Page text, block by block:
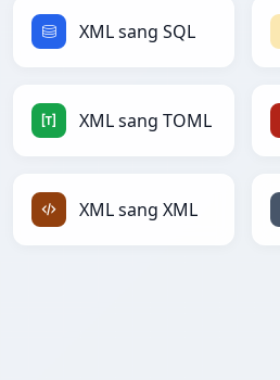
XML sang SQL
XML sang TOML
XML sang XML